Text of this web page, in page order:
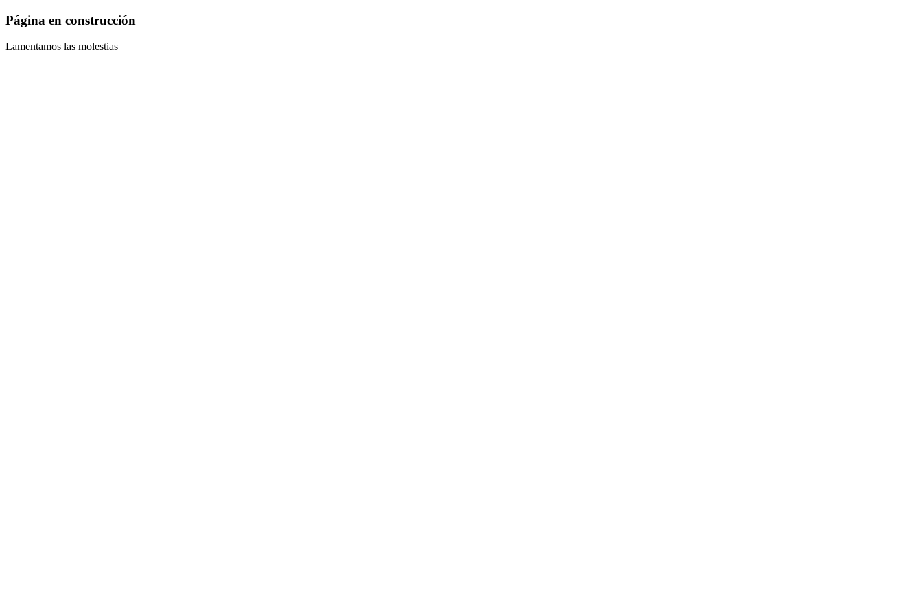
Página en construcción
Lamentamos las molestias